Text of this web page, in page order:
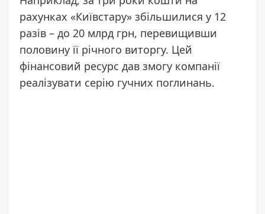
рахунках «Київстару» збільшилися у 12
разів – до 20 млрд грн, перевищивши
половину її річного виторгу. Цей
фінансовий ресурс дав змогу компанії
реалізувати серію гучних поглинань.